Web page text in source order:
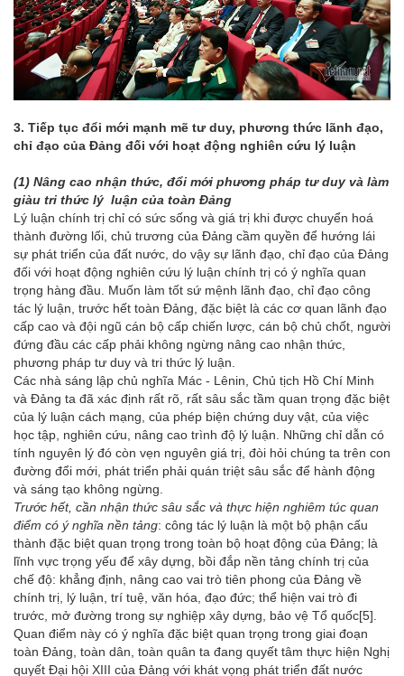
3. Tiếp tục đổi mới mạnh mẽ tư duy, phương thức lãnh đạo,
chỉ đạo của Đảng đối với hoạt động nghiên cứu lý luận
(1) Nâng cao nhận thức, đổi mới phương pháp tư duy và làm
giàu tri thức lý luận của toàn Đảng
Lý luận chính trị chỉ có sức sống và giá trị khi được chuyển hoá
thành đường lối, chủ trương của Đảng cầm quyền để hướng lái
sự phát triển của đất nước, do vậy sự lãnh đạo, chỉ đạo của Đảng
đối với hoạt động nghiên cứu lý luận chính trị có ý nghĩa quan
trọng hàng đầu. Muốn làm tốt sứ mệnh lãnh đạo, chỉ đạo công
tác lý luận, trước hết toàn Đảng, đặc biệt là các cơ quan lãnh đạo
cấp cao và đội ngũ cán bộ cấp chiến lược, cán bộ chủ chốt, người
đứng đầu các cấp phải không ngừng nâng cao nhận thức,
phương pháp tư duy và tri thức lý luận.
Các nhà sáng lập chủ nghĩa Mác - Lênin, Chủ tịch Hồ Chí Minh
và Đảng ta đã xác định rất rõ, rất sâu sắc tầm quan trọng đặc biệt
của lý luận cách mạng, của phép biện chứng duy vật, của việc
học tập, nghiên cứu, nâng cao trình độ lý luận. Những chỉ dẫn có
tính nguyên lý đó còn vẹn nguyên giá trị, đòi hỏi chúng ta trên con
đường đổi mới, phát triển phải quán triệt sâu sắc để hành động
và sáng tạo không ngừng.
Trước hết, cần nhận thức sâu sắc và thực hiện nghiêm túc quan
điểm có ý nghĩa nền tảng: công tác lý luận là một bộ phận cấu
thành đặc biệt quan trọng trong toàn bộ hoạt động của Đảng; là
lĩnh vực trọng yếu để xây dựng, bồi đắp nền tảng chính trị của
chế độ: khẳng định, nâng cao vai trò tiên phong của Đảng về
chính trị, lý luận, trí tuệ, văn hóa, đạo đức; thể hiện vai trò đi
trước, mở đường trong sự nghiệp xây dựng, bảo vệ Tổ quốc[5].
Quan điểm này có ý nghĩa đặc biệt quan trọng trong giai đoạn
toàn Đảng, toàn dân, toàn quân ta đang quyết tâm thực hiện Nghị
quyết Đại hội XIII của Đảng với khát vọng phát triển đất nước